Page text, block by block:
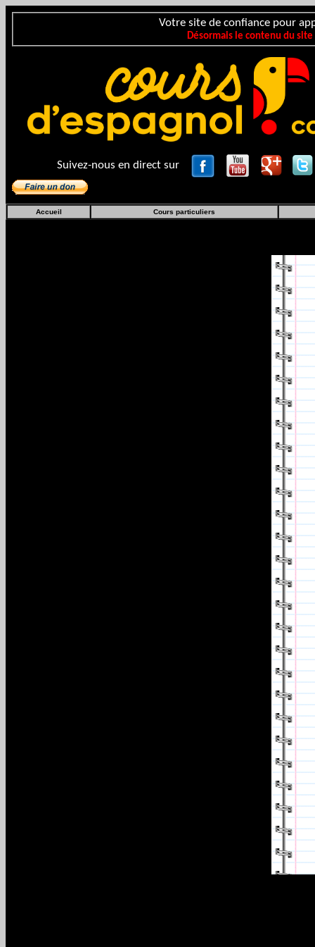
Votre site de confiance pour
Désormais le contenu du
Suivez-nous en direct sur
Accueil Cours particuliers